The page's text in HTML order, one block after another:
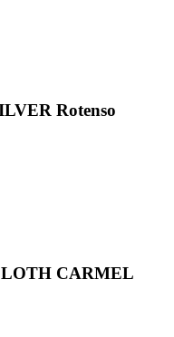
Rotenso
CARMEL